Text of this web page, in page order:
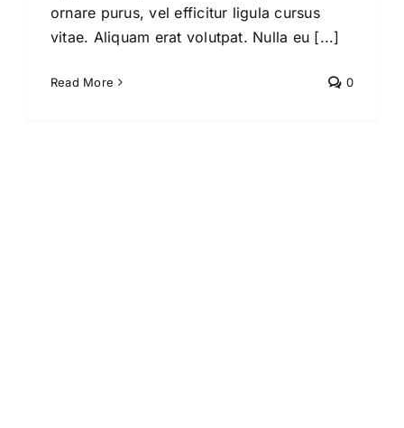
ornare purus, vel efficitur ligula cursus
vitae. Aliquam erat volutpat. Nulla eu [...]
Read More 0